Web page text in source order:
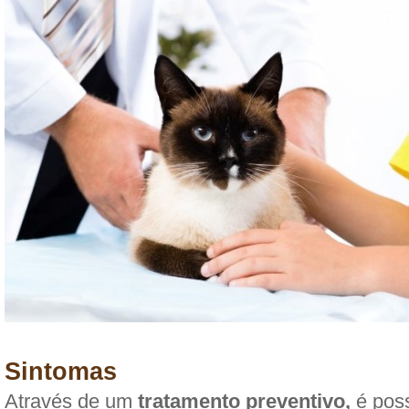
Sintomas
Através de um tratamento preventivo, é